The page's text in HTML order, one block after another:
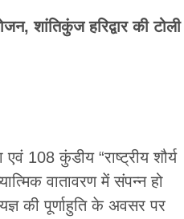
शांतिकुंज हरिद्वार की टोली
108 कुंडीय “राष्ट्रीय शौर्य
वातावरण में संपन्न हो
की पूर्णाहुति के अवसर पर